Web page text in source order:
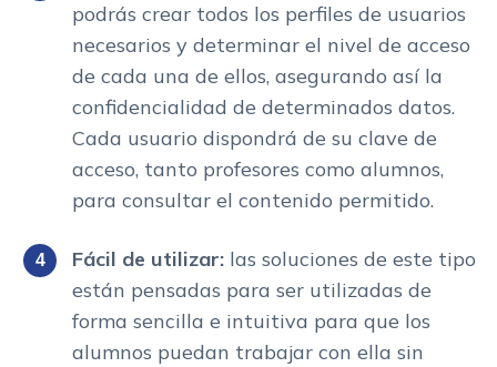
podrás crear todos los perfiles de usuarios
necesarios y determinar el nivel de acceso
de cada una de ellos, asegurando así la
confidencialidad de determinados datos.
Cada usuario dispondrá de su clave de
acceso, tanto profesores como alumnos,
para consultar el contenido permitido.
Fácil de utilizar: las soluciones de este tipo
están pensadas para ser utilizadas de
forma sencilla e intuitiva para que los
alumnos puedan trabajar con ella sin